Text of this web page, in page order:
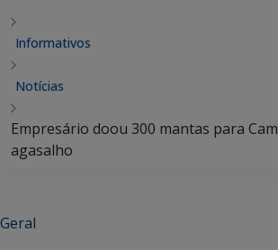
Informativos
Notícias
Empresário doou 300 mantas para
agasalho
Geral